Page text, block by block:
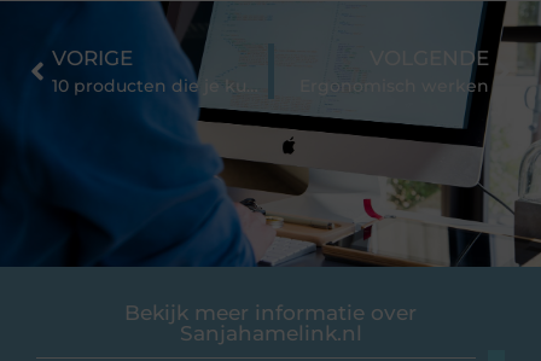
Bekijk meer informatie over
Sanjahamelink.nl
VORIGE
10 producten die je kunt gebruiken in stressituaties
VOLGENDE
Ergonomisch werken